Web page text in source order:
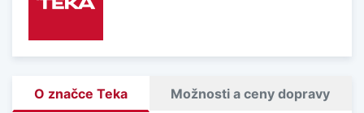
O značce Teka Možnosti a ceny dopravy